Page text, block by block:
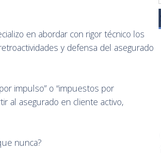
en abordar con rigor técnico los
y defensa del asegurado
impulso” o “impuestos por
al asegurado en cliente activo,
nunca?